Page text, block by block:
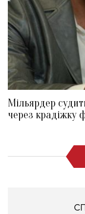
Мільярдер
через крадіжку